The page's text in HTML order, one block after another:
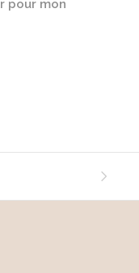
pour mon